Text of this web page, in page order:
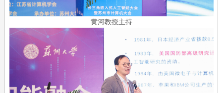
黄河教授主持